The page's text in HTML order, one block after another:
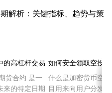
必须引用文章名称并包含
名 (如适用)]，© 2025
（AI）工具生成或辅助生
解析：关键指标、趋势与策
的高杠杆交易
货合约 是一
来的特定日期
如何安全领取空投
什么是加密货币空
目用来向用户分发